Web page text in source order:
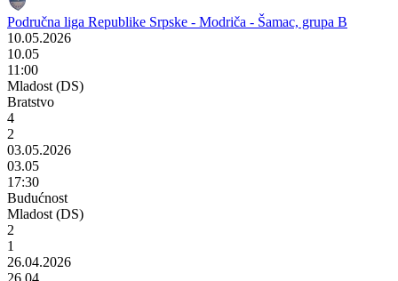
Područna liga Republike Srpske - Modriča - Šamac, grupa B
10.05.2026
10.05
11:00
Mladost (DS)
Bratstvo
4
2
03.05.2026
03.05
17:30
Budućnost
Mladost (DS)
2
1
26.04.2026
26.04